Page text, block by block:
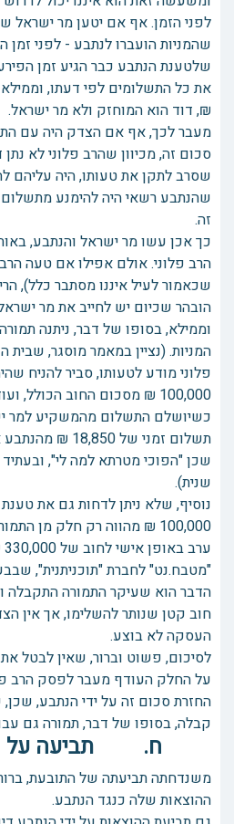
לפני הזמן. אף אם יטען מר ישראל
שהמניות הועברו לנתבע - לפני זמן
שלטענת הנתבע כבר הגיע זמן
₪, דוד הוא המוחזק ולא מר ישראל.
מעבר לכך, אף אם הצדק היה עם
סכום זה, מכיוון שהרב פלוני לא
שסרב לתקן את טעותו, היה עליהם
שהנתבע רשאי היה להימנע
זה.
כך אכן עשו מר ישראל והנתבע,
הרב פלוני. אולם אפילו אם טעה
שכאמור לעיל איננו מסתבר כלל),
הובהר שכיום יש לחייב את מר
וממילא, בסופו של דבר, ניתנה
המניות. (נציין במאמר מוסגר, שבית
פלוני מודע לטעותו, סביר להניח
כשיושלם התשלום מהמשקיע למר
תשלום זמני של
שכן "הפוכי מטרתא למה לי",
שנית).
נוסיף, שלא ניתן לדחות גם את
100,000 ₪ מהווה רק חלק מן
"מטבח.נט" לחברת "תוכניתנית",
הדבר הוא שעיקר התמורה התקבלה
חוב קטן שנותר להשלימו, אך אין
העסקה לא בוצע.
לסיכום, פשוט וברור, שאין לבטל
על החלק העודף מעבר לפסק הרב
החזרת סכום זה על ידי הנתבע,
קבלה, בסופו של דבר, תמורה גם
ח. תביעה על
משנדחתה תביעתה של התובעת,
ההוצאות שלה כנגד הנתבע.